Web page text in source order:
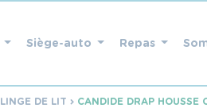
Siège-auto Repas
LINGE DE LIT CANDIDE DRAP